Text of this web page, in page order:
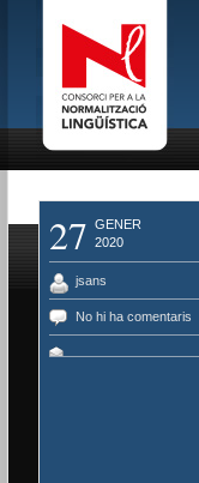
27 GENER
2020
jsans
No hi ha comentaris